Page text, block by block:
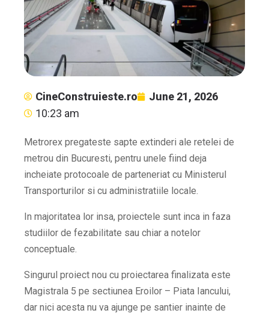
CineConstruieste.ro
June 21, 2026
10:23 am
Metrorex pregateste sapte extinderi ale retelei de
metrou din Bucuresti, pentru unele fiind deja
incheiate protocoale de parteneriat cu Ministerul
Transporturilor si cu administratiile locale.
In majoritatea lor insa, proiectele sunt inca in faza
studiilor de fezabilitate sau chiar a notelor
conceptuale.
Singurul proiect nou cu proiectarea finalizata este
Magistrala 5 pe sectiunea Eroilor – Piata Iancului,
dar nici acesta nu va ajunge pe santier inainte de